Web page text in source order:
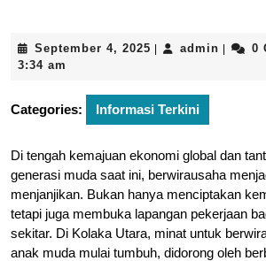
September 4, 2025 September
admin admin0
3:34 am
Categories: Informasi Terkini
Di tengah kemajuan ekonomi global dan
generasi muda saat ini, berwirausaha
menjanjikan. Bukan hanya menciptakan
tetapi juga membuka lapangan pekerjaan
sekitar. Di Kolaka Utara, minat untuk
anak muda mulai tumbuh, didorong oleh